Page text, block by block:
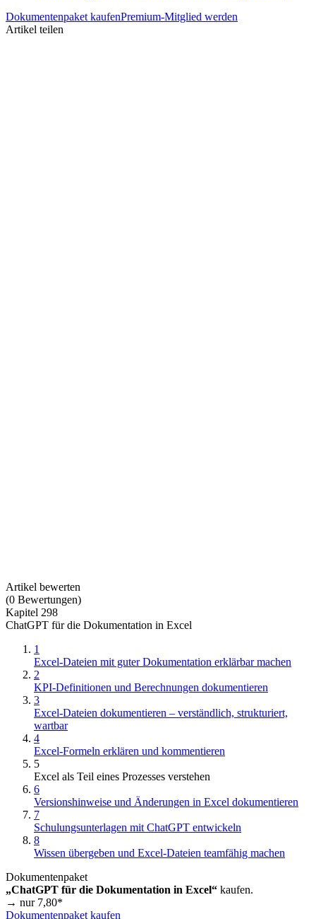
Dokumentenpaket kaufenPremium-Mitglied werden
Artikel teilen
Artikel bewerten
(0 Bewertungen)
Kapitel 298
ChatGPT für die Dokumentation in Excel
1
Excel-Dateien mit guter Dokumentation erklärbar machen
2
KPI-Definitionen und Berechnungen dokumentieren
3
Excel-Dateien dokumentieren – verständlich, strukturiert,
wartbar
4
Excel-Formeln erklären und kommentieren
5
Excel als Teil eines Prozesses verstehen
6
Versionshinweise und Änderungen in Excel dokumentieren
7
Schulungsunterlagen mit ChatGPT entwickeln
8
Wissen übergeben und Excel-Dateien teamfähig machen
Dokumentenpaket
„ChatGPT für die Dokumentation in Excel“ kaufen.
→ nur 7,80*
Dokumentenpaket kaufen